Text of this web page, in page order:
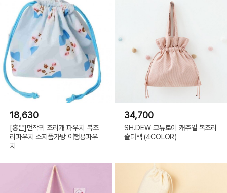
18,630
[홍은]먼작귀 조리개 파우치 복조
리파우치 소지품가방 여행용파우
치
34,700
SH.DEW 코듀로이 캐주얼 복조리
숄더백 (4COLOR)